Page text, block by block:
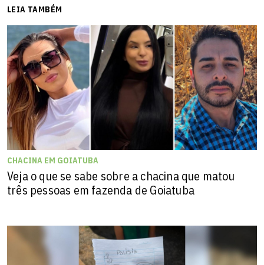
LEIA TAMBÉM
CHACINA EM GOIATUBA
Veja o que se sabe sobre a chacina que matou
três pessoas em fazenda de Goiatuba